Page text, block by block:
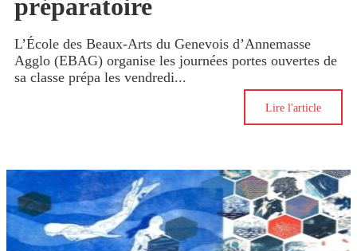
préparatoire
L’École des Beaux-Arts du Genevois d’Annemasse
Agglo (EBAG) organise les journées portes ouvertes de
sa classe prépa les vendredi...
Lire l'article